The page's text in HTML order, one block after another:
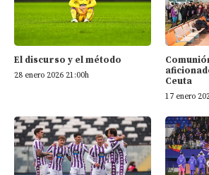
El discurso y el método
28 enero 2026 21:00h
Ceuta
17 enero